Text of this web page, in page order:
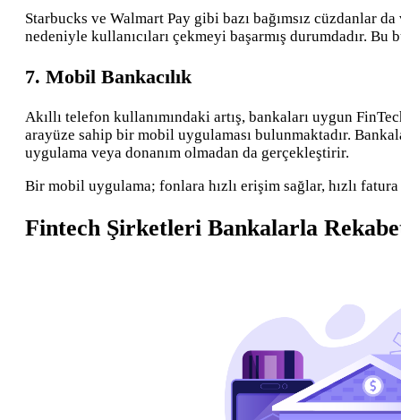
Starbucks ve Walmart Pay gibi bazı bağımsız cüzdanlar
nedeniyle kullanıcıları çekmeyi başarmış durumdadır.
7. Mobil Bankacılık
Akıllı telefon kullanımındaki artış, bankaları uygun
arayüze sahip bir mobil uygulaması bulunmaktadır.
uygulama veya donanım olmadan da gerçekleştirir.
Bir mobil uygulama; fonlara hızlı erişim sağlar, hızlı
Fintech Şirketleri Bankalarla